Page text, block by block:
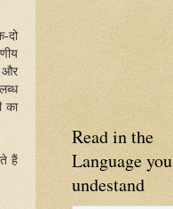
दो
और
का
हैं
Read in the
Language you
undestand